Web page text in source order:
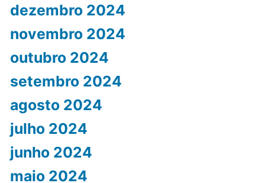
dezembro 2024
novembro 2024
outubro 2024
setembro 2024
agosto 2024
julho 2024
junho 2024
maio 2024